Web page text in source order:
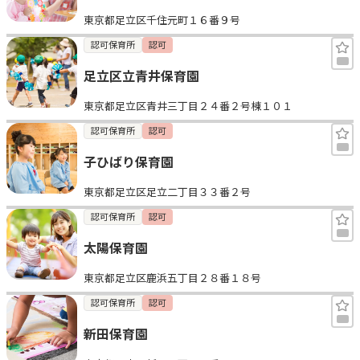
東京都足立区千住元町１６番９号
認可保育所 認可
足立区立青井保育園
東京都足立区青井三丁目２４番２号棟１０１
認可保育所 認可
子ひばり保育園
東京都足立区足立二丁目３３番２号
認可保育所 認可
太陽保育園
東京都足立区鹿浜五丁目２８番１８号
認可保育所 認可
新田保育園